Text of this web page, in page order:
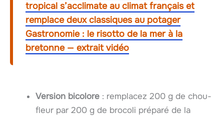
tropical s’acclimate au climat français et
remplace deux classiques au potager
Gastronomie : le risotto de la mer à la
bretonne — extrait vidéo
Version bicolore : remplacez 200 g de chou-
fleur par 200 g de brocoli préparé de la